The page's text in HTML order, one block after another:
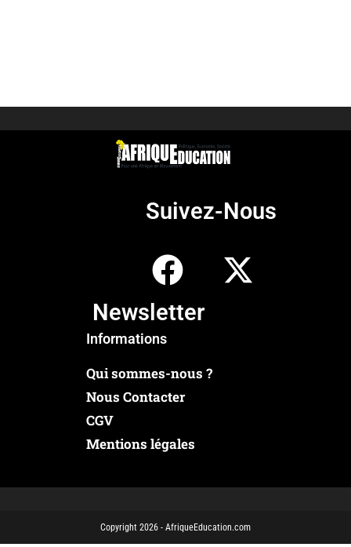
Suivez-Nous
Newsletter
Informations
Qui sommes-nous ?
Nous Contacter
CGV
Mentions légales
Copyright 2026 - AfriqueEducation.com